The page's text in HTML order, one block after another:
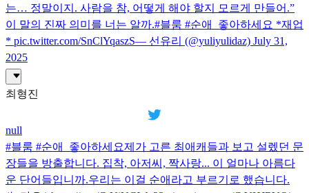
는… 정말이지. 사람을 참, 어떻게 해야 할지 모르게 만들어.”
이 말의 진짜 의미를 너는 알까.#블룸 #순애_좋아하세요 *재업
* pic.twitter.com/SnClYqaszS— 선유리 (@yuliyulidaz) July 31,
2025
최형진
null
#블룸 #순애_좋아하세요제가 고른 최애캐들과 보고 설렜던 문
장들을 방출합니다. 집착, 아저씨, 짝사랑... 이 얼마나 아름다
운 단어들입니까.우리는 이걸 순애라고 부르기로 했습니다.